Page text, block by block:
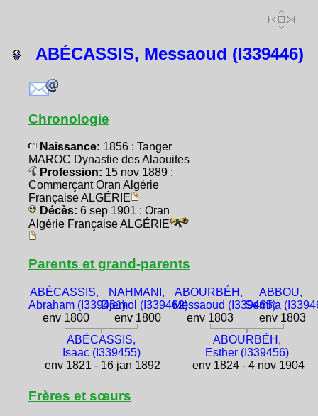
ABÉCASSIS, Messaoud (I339446)
Chronologie
Naissance: 1856 : Tanger
MAROC Dynastie des Alaouites
Profession: 15 nov 1889 :
Commerçant Oran Algérie
Française ALGÉRIE
Décès: 6 sep 1901 : Oran
Algérie Française ALGÉRIE
Parents et grand-parents
ABÉCASSIS,
Abraham (I339461)
env 1800
NAHMANI,
Djemol (I339462)
env 1800
ABOURBÉH,
Messaoud (I339465)
env 1803
ABBOU,
Semha
env 1803
ABÉCASSIS,
Isaac (I339455)
env 1821 - 16 jan 1892
ABOURBÉH,
Esther (I339456)
env 1824 - 4 nov 1904
Frères et sœurs